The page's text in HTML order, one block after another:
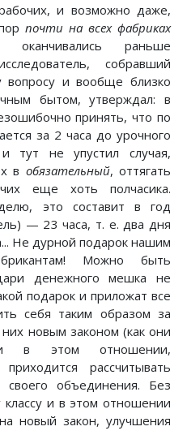
и возможно даже,
почти на всех фабриках
раньше
собравший
вопросу и вообще близко
бытом, утверждал: в
принять, что по
за 2 часа до урочного
тут не упустил случая,
в обязательный, оттягать
еще хоть полчасика.
это составит в год
— 23 часа, т. е. два дня
Не дурной подарок нашим
Можно быть
денежного мешка не
подарок и приложат все
себя таким образом за
новым законом (как они
в этом отношении,
рассчитывать
объединения. Без
и в этом отношении
новый закон, улучшения